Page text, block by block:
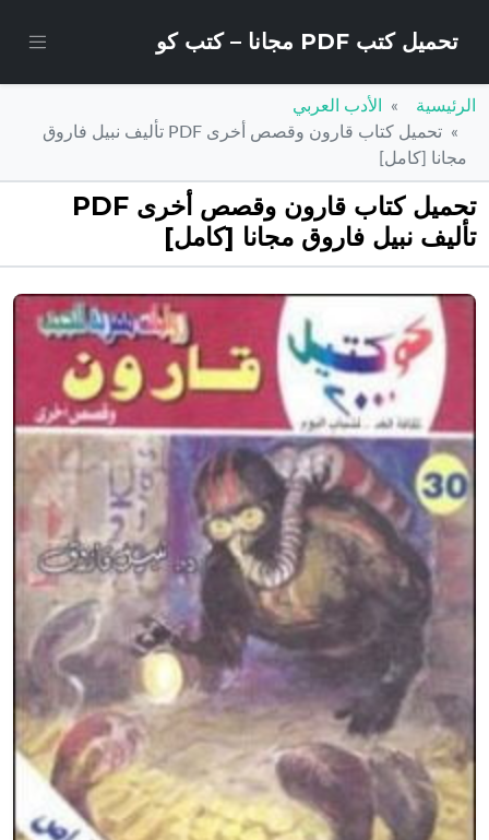
تحميل كتب PDF مجانا – كتب كو
الرئيسية
الأدب العربي
تحميل كتاب قارون وقصص أخرى PDF تأليف نبيل فاروق
مجانا [كامل]
تحميل كتاب قارون وقصص أخرى PDF
تأليف نبيل فاروق مجانا [كامل]